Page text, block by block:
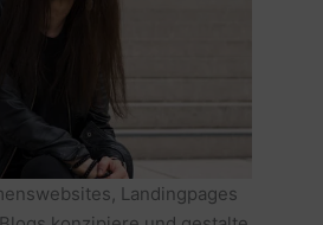
Landingpages